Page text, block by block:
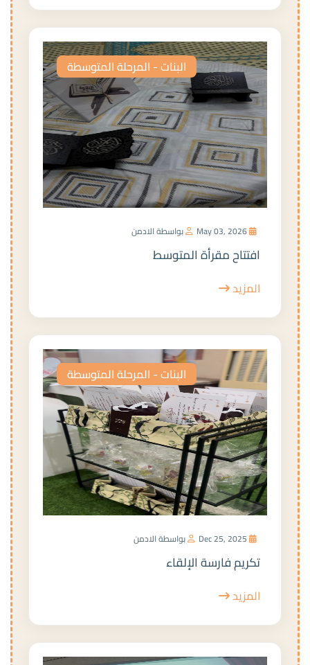
البنات - المرحلة المتوسطة
بواسطة الادمن
افتتاح مقرأة المتوسط
المزيد
البنات - المرحلة المتوسطة
بواسطة الادمن
تكريم فارسة الإلقاء
المزيد